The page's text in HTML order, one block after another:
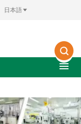
日本語